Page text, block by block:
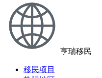
亨瑞移民
移民项目